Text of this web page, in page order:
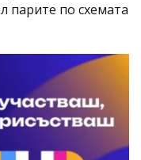
парите по схемата